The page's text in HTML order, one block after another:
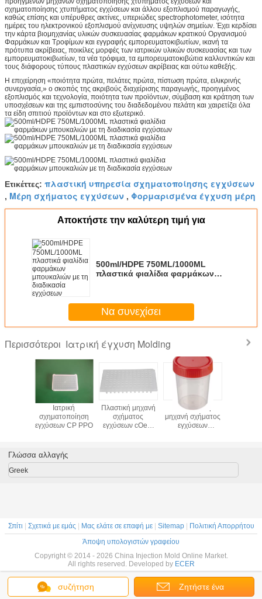
σχηματοποίησης χτυπήματος εγχύσεων και άλλου εξοπλισμού παραγωγής,
καθώς επίσης και υπέρυθρες ακτίνες, υπεριώδες spectrophotometer, ισότητα
ημέρες του ηλεκτρονικού εξοπλισμού ανίχνευσης υψηλών σημείων. Έχει κερδίσει
την κάρτα βιομηχανίας υλικών συσκευασίας φαρμάκων κρατικού Οργανισμού
Φαρμάκων και Τροφίμων και εγγραφής εμπορευματοκιβωτίων, ικανή τα
πρότυπα ακρίβειας, ποικίλες μορφές των ιατρικών υλικών συσκευασίας και των
εμπορευματοκιβωτίων, τα νέα τρόφιμα, τα εμπορευματοκιβώτια καλλυντικών και
τους διάφορους τύπους πλαστικών εγχύσεων ακρίβειας και ούτω καθεξής.
Η επιχείρηση «ποιότητα πρώτα, πελάτες πρώτα, πίστωση πρώτα, ειλικρινής
συνεργασία,» ο σκοπός της ακριβούς διαχείρισης παραγωγής, προηγμένος
εξοπλισμός και τεχνολογία, ποιότητα των προϊόντων, σύμβαση και κράτηση των
υποσχέσεων και της εμπιστοσύνης του διαδεδομένου πελάτη και χαιρετίζει όλα
τα είδη σπιτιού προϊόντων και στο εξωτερικό.
Ετικέττες: πλαστική υπηρεσία σχηματοποίησης εγχύσεων
, Μέρη σχήματος εγχύσεων , Φορμαρισμένα έγχυση μέρη
Αποκτήστε την καλύτερη τιμή για
500ml/HDPE 750ML/1000ML
πλαστικά φιαλίδια φαρμάκων
Να συνεχίσει
Περισσότεροι Ιατρική έγχυση Molding
Ιατρική
σχηματοποίηση
εγχύσεων CP PPO
Πλαστική μηχανή
σχήματος
εγχύσεων cOem
Yudo καυτή
μηχανή σχήματος
εγχύσεων
ούρων
συζήτηση Ζητήστε ένα
Γλώσσα αλλαγής
Greek
Σπίτι | Σχετικά με εμάς | Μας ελάτε σε επαφή με| Sitemap| Πολιτική Απορρήτου
Άποψη υπολογιστών γραφείου
Copyright © 2014 - 2026 China Injection Mold Online Market.
All rights reserved. Developed by ECER